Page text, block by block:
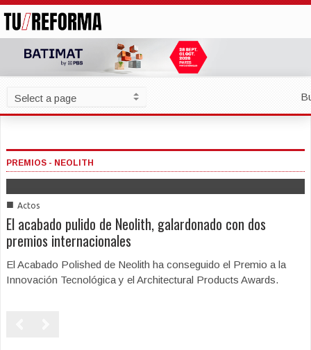
PREMIOS - NEOLITH
■ Actos
El acabado pulido de Neolith, galardonado con dos
premios internacionales
El Acabado Polished de Neolith ha conseguido el Premio a la
Innovación Tecnológica y el Architectural Products Awards.